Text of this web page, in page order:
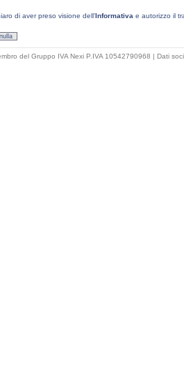
di aver preso visione dell'Informativa e autorizzo il
del Gruppo IVA Nexi P.IVA 10542790968 | Dati